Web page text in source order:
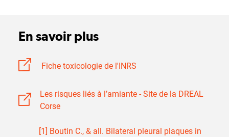
En savoir plus
Fiche toxicologie de l'INRS
Les risques liés à l’amiante - Site de la DREAL
Corse
[1] Boutin C., & all. Bilateral pleural plaques in